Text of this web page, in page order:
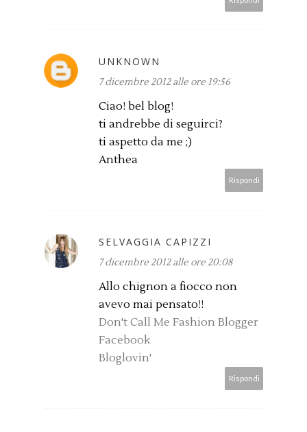
UNKNOWN
7 dicembre 2012 alle ore 19:56
Ciao! bel blog!
ti andrebbe di seguirci?
ti aspetto da me ;)
Anthea
Rispondi
SELVAGGIA CAPIZZI
7 dicembre 2012 alle ore 20:08
Allo chignon a fiocco non
avevo mai pensato!!
Don't Call Me Fashion Blogger
Facebook
Bloglovin'
Rispondi